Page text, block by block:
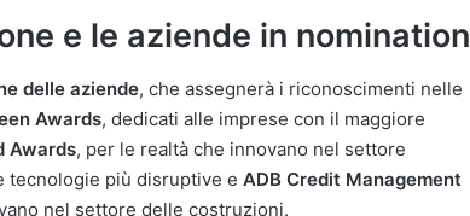
e le aziende in nomination
delle aziende, che assegnerà i riconoscimenti nelle
Awards, dedicati alle imprese con il maggiore
Awards, per le realtà che innovano nel settore
tecnologie più disruptive e ADB Credit Management
nel settore delle costruzioni.